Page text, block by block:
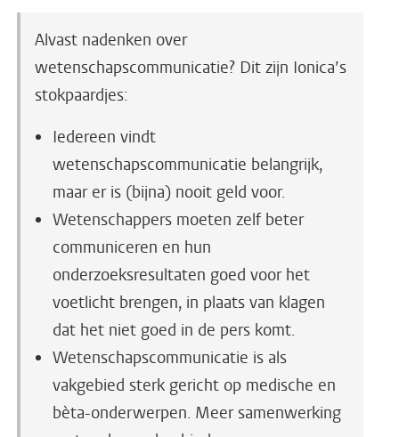
Alvast nadenken over
wetenschapscommunicatie? Dit zijn Ionica’s
stokpaardjes:
Iedereen vindt
wetenschapscommunicatie belangrijk,
maar er is (bijna) nooit geld voor.
Wetenschappers moeten zelf beter
communiceren en hun
onderzoeksresultaten goed voor het
voetlicht brengen, in plaats van klagen
dat het niet goed in de pers komt.
Wetenschapscommunicatie is als
vakgebied sterk gericht op medische en
bèta-onderwerpen. Meer samenwerking